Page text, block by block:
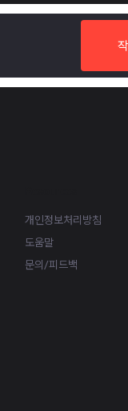
개인정보처리방침
도움말
문의/피드백